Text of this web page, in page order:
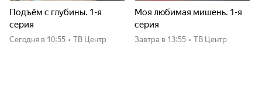
Подъём с глубины. 1-я
серия
Сегодня в 10:55 • ТВ Центр
Моя любимая мишень. 1-я
серия
Завтра в 13:55 • ТВ Центр